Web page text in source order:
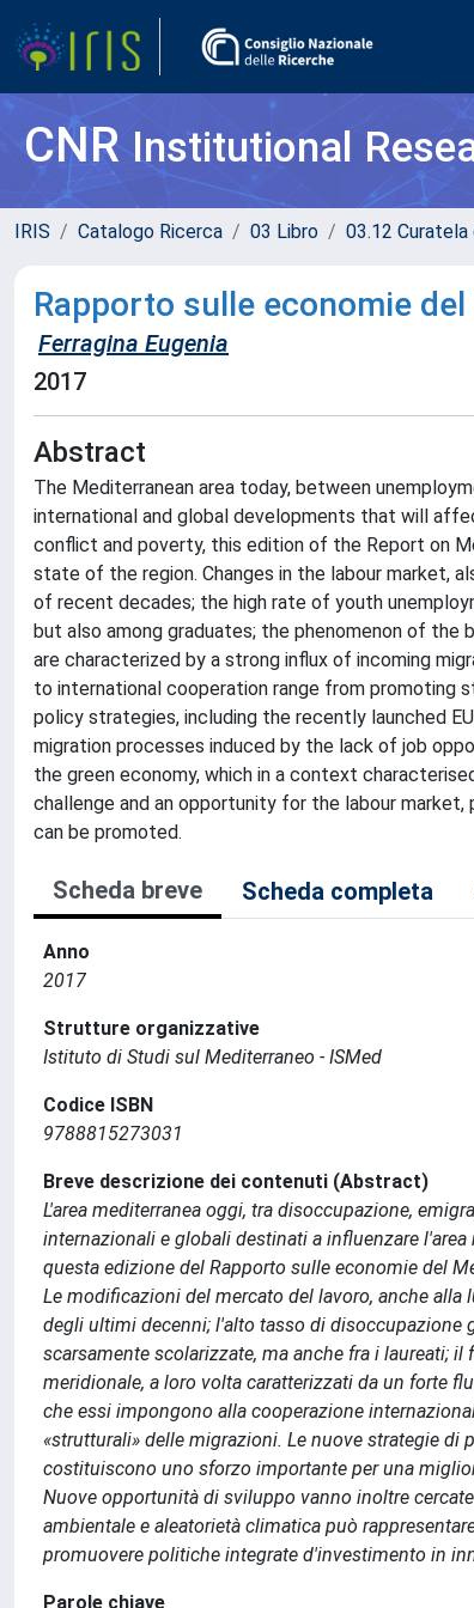
CNRInstitutional
IRIS Catalogo Ricerca 03 Libro 03.12
Rapporto sulle economie
Ferragina Eugenia
2017
Abstract
The Mediterranean area today, between
international and global developments that will
conflict and poverty, this edition of the Report on
state of the region. Changes in the labour market,
of recent decades; the high rate of youth
but also among graduates; the phenomenon of the
are characterized by a strong influx of incoming
to international cooperation range from promoting
policy strategies, including the recently launched
migration processes induced by the lack of job
the green economy, which in a context
challenge and an opportunity for the labour
can be promoted.
Scheda breve Scheda completa
Anno
2017
Strutture organizzative
Istituto di Studi sul Mediterraneo - ISMed
Codice ISBN
9788815273031
Breve descrizione dei contenuti (Abstract)
L'area mediterranea oggi, tra disoccupazione,
internazionali e globali destinati a influenzare
questa edizione del Rapporto sulle economie del
Le modificazioni del mercato del lavoro, anche
degli ultimi decenni; l'alto tasso di disoccupazione
scarsamente scolarizzate, ma anche fra i laureati;
meridionale, a loro volta caratterizzati da un forte
che essi impongono alla cooperazione
«strutturali» delle migrazioni. Le nuove strategie di
costituiscono uno sforzo importante per una
Nuove opportunità di sviluppo vanno inoltre
ambientale e aleatorietà climatica può
promuovere politiche integrate d'investimento in
Parole chiave